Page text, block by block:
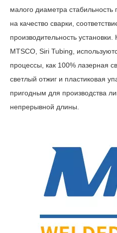
малого диаметра
на качество сварки,
производительность
MTSCO, Siri Tubing,
процессы, как 100% лазерная
светлый отжиг и пластиковая
пригодным для производства
непрерывной длины.